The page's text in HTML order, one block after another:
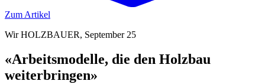
Zum Artikel
Wir HOLZBAUER, September 25
«Arbeitsmodelle, die den Holzbau
weiterbringen»